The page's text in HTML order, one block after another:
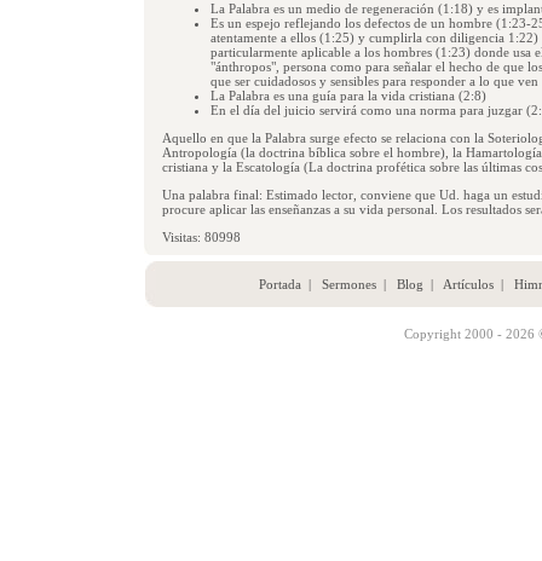
La Palabra es un medio de regeneración (1:18) y es
Es un espejo reflejando los defectos de un hombre (1:23-
atentamente a ellos (1:25) y cumplirla con diligencia 1:22)
particularmente aplicable a los hombres (1:23) donde usa
"ánthropos", persona como para señalar el hecho de que
que ser cuidadosos y sensibles para responder a lo que ven
La Palabra es una guía para la vida cristiana (2:8)
En el día del juicio servirá como una norma para juzgar
Aquello en que la Palabra surge efecto se relaciona con la
Antropología (la doctrina bíblica sobre el hombre), la
cristiana y la Escatología (La doctrina profética sobre las últimas
Una palabra final: Estimado lector, conviene que Ud. haga un
procure aplicar las enseñanzas a su vida personal. Los resultados
Visitas: 80998
Portada | Sermones| Blog | Artículos|
Copyright 2000 - 2026